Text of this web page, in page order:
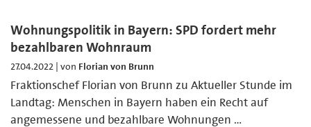
Wohnungspolitik in Bayern: SPD fordert mehr
bezahlbaren Wohnraum
27.04.2022 | von Florian von Brunn
Fraktionschef Florian von Brunn zu Aktueller Stunde im
Landtag: Menschen in Bayern haben ein Recht auf
angemessene und bezahlbare Wohnungen …